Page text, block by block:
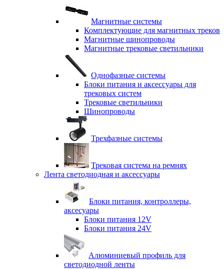
Магнитные системы
Комплектующие для магнитных треков
Магнитные шинопроводы
Магнитные трековые светильники
Однофазные системы
Блоки питания и аксессуары для
трековых систем
Трековые светильники
Шинопроводы
Трехфазные системы
Трековая система на ремнях
Лента светодиодная и аксессуары
Блоки питания, контроллеры,
аксесуары
Блоки питания 12V
Блоки питания 24V
Алюминиевый профиль для
светодиодной ленты